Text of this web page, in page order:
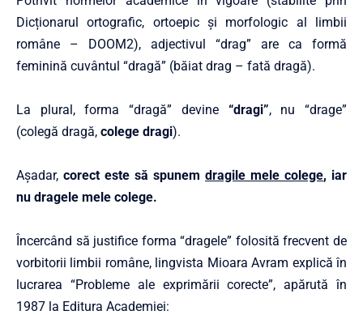
Dicționarul ortografic, ortoepic și morfologic al limbii
române – DOOM2), adjectivul “drag” are ca formă
feminină cuvântul “dragă” (băiat drag – fată dragă).
La plural, forma “dragă” devine “dragi”, nu “drage”
(colegă dragă, colege dragi).
Așadar, corect este să spunem dragile mele colege, iar
nu dragele mele colege.
Încercând să justifice forma “dragele” folosită frecvent de
vorbitorii limbii române, lingvista Mioara Avram explică în
lucrarea “Probleme ale exprimării corecte”, apărută în
1987 la Editura Academiei: